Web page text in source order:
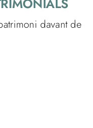
davant de